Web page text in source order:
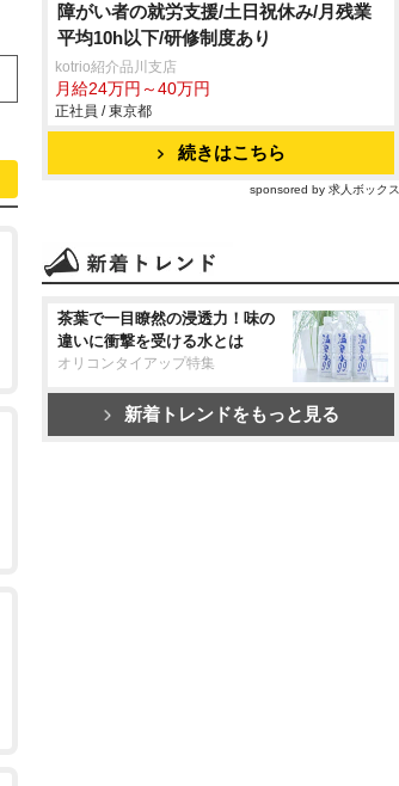
障がい者の就労支援/土日祝休み/月残業
平均10h以下/研修制度あり
kotrio紹介品川支店
月給24万円～40万円
正社員 / 東京都
続きはこちら
sponsored by 求人ボックス
茶葉で一目瞭然の浸透力！味の
違いに衝撃を受ける水とは
オリコンタイアップ特集
新着トレンドをもっと見る